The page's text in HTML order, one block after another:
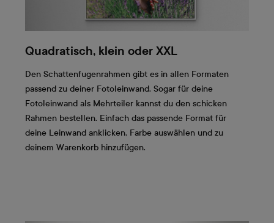
Quadratisch, klein oder XXL
Den Schattenfugenrahmen gibt es in allen Formaten
passend zu deiner Fotoleinwand. Sogar für deine
Fotoleinwand als Mehrteiler kannst du den schicken
Rahmen bestellen. Einfach das passende Format für
deine Leinwand anklicken, Farbe auswählen und zu
deinem Warenkorb hinzufügen.